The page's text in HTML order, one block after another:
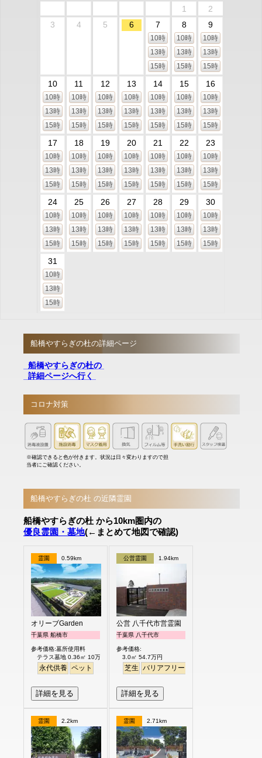
1
2
3
4 5 6 7
10時
13時
15時
8
10時
13時
15時
9
10時
13時
15時
10
10時
13時
15時
11
10時
13時
15時
12
10時
13時
15時
13
10時
13時
15時
14
10時
13時
15時
15
10時
13時
15時
16
10時
13時
15時
17
10時
13時
15時
18
10時
13時
15時
19
10時
13時
15時
20
10時
13時
15時
21
10時
13時
15時
22
10時
13時
15時
23
10時
13時
15時
24
10時
13時
15時
25
10時
13時
15時
26
10時
13時
15時
27
10時
13時
15時
28
10時
13時
15時
29
10時
13時
15時
30
10時
13時
15時
31
10時
13時
15時
船橋やすらぎの杜の詳細ページ
船橋やすらぎの杜の
詳細ページへ行く
コロナ対策
※確認できると色が付きます。状況は日々変わりますので担
当者にご確認ください。
船橋やすらぎの杜 の近隣霊園
船橋やすらぎの杜 から10km圏内の
優良霊園・墓地(←まとめて地図で確認)
霊園 0.59km
オリーブGarden
千葉県 船橋市
参考価格:墓所使用料
テラス墓地 0.36㎡ 10万円より
永代供養 ペット
詳細を見る
公営霊園 1.94km
公営 八千代市営霊園
千葉県 八千代市
参考価格:
3.0㎡ 54.7万円
芝生 バリアフリー
詳細を見る
霊園 2.2km 霊園 2.71km